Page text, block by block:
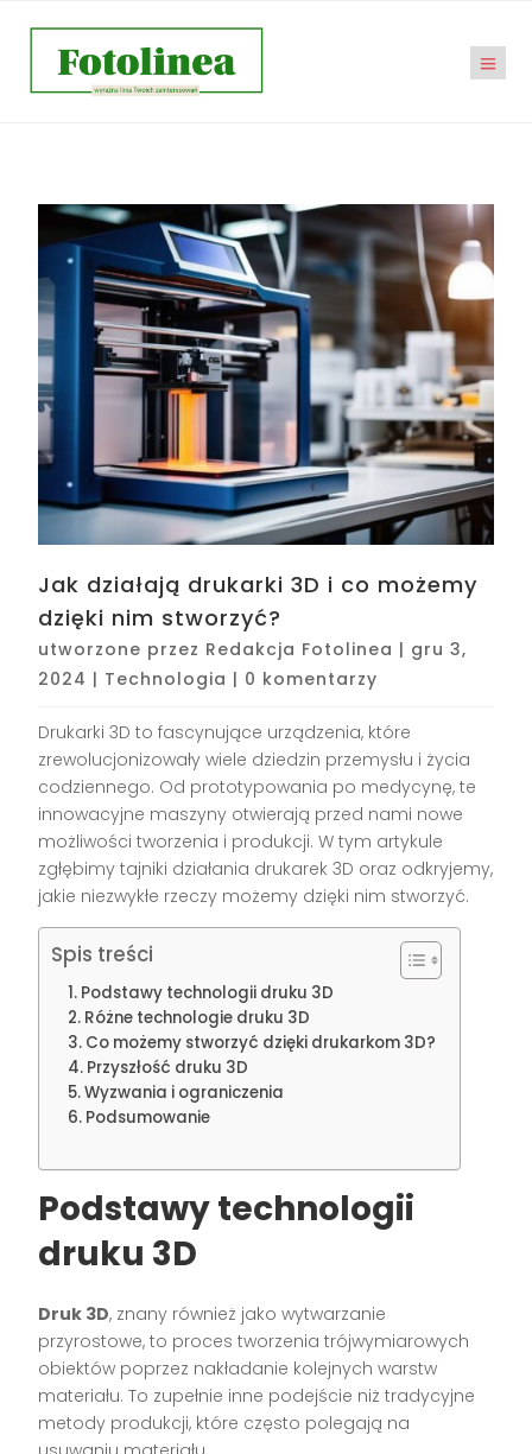
Jak działają drukarki 3D i co możemy
dzięki nim stworzyć?
utworzone przez Redakcja Fotolinea | gru 3,
2024 | Technologia | 0 komentarzy
Drukarki 3D to fascynujące urządzenia, które
zrewolucjonizowały wiele dziedzin przemysłu i życia
codziennego. Od prototypowania po medycynę, te
innowacyjne maszyny otwierają przed nami nowe
możliwości tworzenia i produkcji. W tym artykule
zgłębimy tajniki działania drukarek 3D oraz odkryjemy,
jakie niezwykłe rzeczy możemy dzięki nim stworzyć.
Spis treści
Podstawy technologii druku 3D
Różne technologie druku 3D
Co możemy stworzyć dzięki drukarkom 3D?
Przyszłość druku 3D
Wyzwania i ograniczenia
Podsumowanie
Podstawy technologii
druku 3D
Druk 3D, znany również jako wytwarzanie
przyrostowe, to proces tworzenia trójwymiarowych
obiektów poprzez nakładanie kolejnych warstw
materiału. To zupełnie inne podejście niż tradycyjne
metody produkcji, które często polegają na